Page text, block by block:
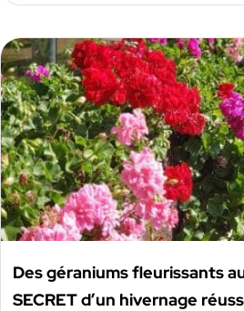
Des géraniums fleurissants
SECRET d’un hivernage